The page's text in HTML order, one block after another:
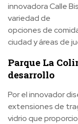
innovadora Calle
variedad de
opciones de
ciudad y áreas de
Parque La
desarrollo
Por el innovador
extensiones de
vidrio que